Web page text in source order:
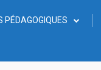
PÉDAGOGIQUES